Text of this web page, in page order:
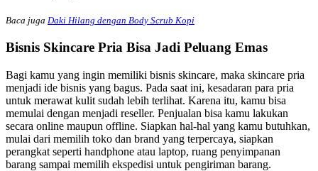
Baca juga Daki Hilang dengan Body Scrub Kopi
Bisnis Skincare Pria Bisa Jadi Peluang Emas
Bagi kamu yang ingin memiliki bisnis skincare, maka skincare pria
menjadi ide bisnis yang bagus. Pada saat ini, kesadaran para pria
untuk merawat kulit sudah lebih terlihat. Karena itu, kamu bisa
memulai dengan menjadi reseller. Penjualan bisa kamu lakukan
secara online maupun offline. Siapkan hal-hal yang kamu butuhkan,
mulai dari memilih toko dan brand yang terpercaya, siapkan
perangkat seperti handphone atau laptop, ruang penyimpanan
barang sampai memilih ekspedisi untuk pengiriman barang.